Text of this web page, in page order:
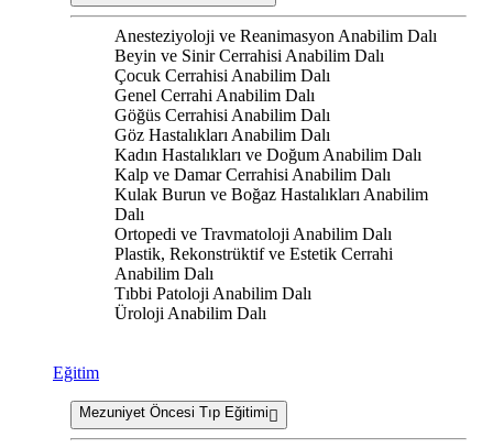
Anesteziyoloji ve Reanimasyon Anabilim Dalı
Beyin ve Sinir Cerrahisi Anabilim Dalı
Çocuk Cerrahisi Anabilim Dalı
Genel Cerrahi Anabilim Dalı
Göğüs Cerrahisi Anabilim Dalı
Göz Hastalıkları Anabilim Dalı
Kadın Hastalıkları ve Doğum Anabilim Dalı
Kalp ve Damar Cerrahisi Anabilim Dalı
Kulak Burun ve Boğaz Hastalıkları Anabilim
Dalı
Ortopedi ve Travmatoloji Anabilim Dalı
Plastik, Rekonstrüktif ve Estetik Cerrahi
Anabilim Dalı
Tıbbi Patoloji Anabilim Dalı
Üroloji Anabilim Dalı
Eğitim
Mezuniyet Öncesi Tıp Eğitimi